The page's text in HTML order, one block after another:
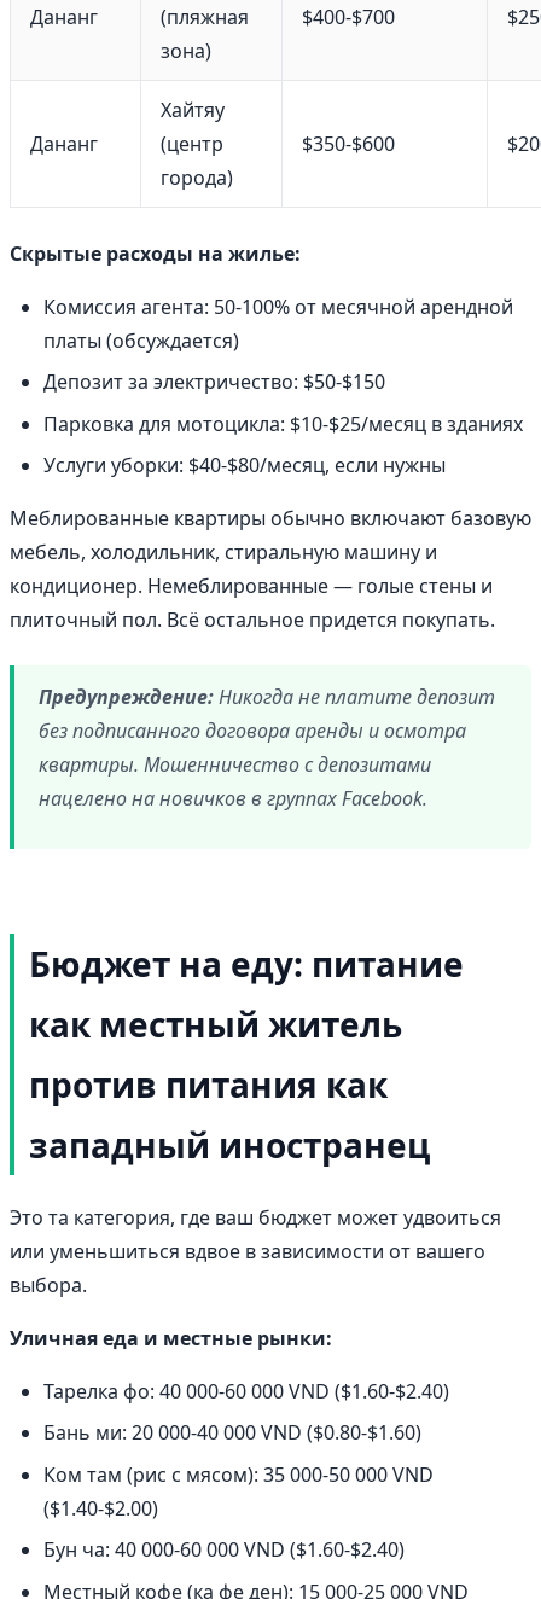
Дананг
(пляжная
зона)
$400-$700
Дананг
Хайтяу
(центр
города)
$350-$600
Скрытые расходы на жилье:
Комиссия агента: 50-100% от месячной арендной
платы (обсуждается)
Депозит за электричество: $50-$150
Парковка для мотоцикла: $10-$25/месяц в зданиях
Услуги уборки: $40-$80/месяц, если нужны
Меблированные квартиры обычно включают базовую
мебель, холодильник, стиральную машину и
кондиционер. Немеблированные — голые стены и
плиточный пол. Всё остальное придется покупать.
Предупреждение:Никогда не платите депозит
без подписанного договора аренды и осмотра
квартиры. Мошенничество с депозитами
нацелено на новичков в группах Facebook.
Бюджет на еду: питание
как местный житель
против питания как
западный иностранец
Это та категория, где ваш бюджет может удвоиться
или уменьшиться вдвое в зависимости от вашего
выбора.
Уличная еда и местные рынки:
Тарелка фо: 40 000-60 000 VND ($1.60-$2.40)
Бань ми: 20 000-40 000 VND ($0.80-$1.60)
Ком там (рис с мясом): 35 000-50 000 VND
($1.40-$2.00)
Бун ча: 40 000-60 000 VND ($1.60-$2.40)
Местный кофе (ка фе ден): 15 000-25 000 VND